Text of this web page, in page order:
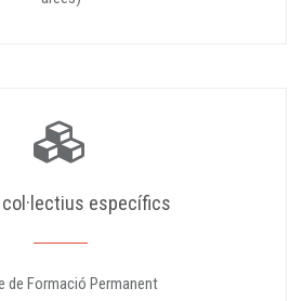
específics
de Formació Permanent